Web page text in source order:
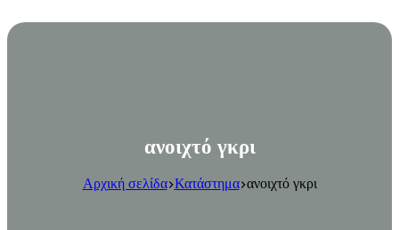
ανοιχτό γκρι
Αρχική σελίδα Κατάστημα ανοιχτό γκρι